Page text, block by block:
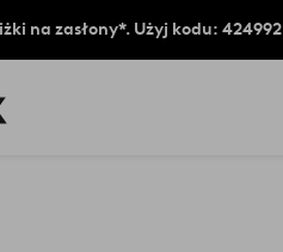
na zasłony*. Użyj kodu: 424992